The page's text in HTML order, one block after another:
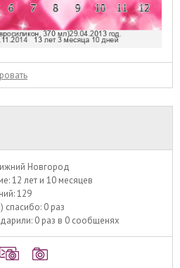
Новгород
12 лет и 10 месяцев
129
спасибо: 0 раз
0 раз в 0 сообщенях